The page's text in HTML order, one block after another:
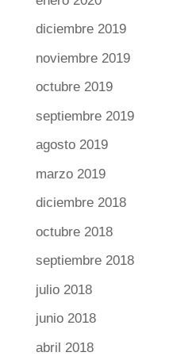
diciembre 2019
noviembre 2019
octubre 2019
septiembre 2019
agosto 2019
marzo 2019
diciembre 2018
octubre 2018
septiembre 2018
julio 2018
junio 2018
abril 2018